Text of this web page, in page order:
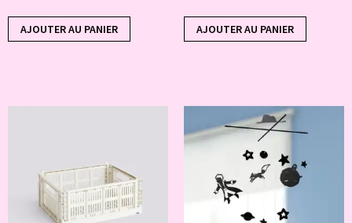
AJOUTER AU PANIER AJOUTER AU PANIER